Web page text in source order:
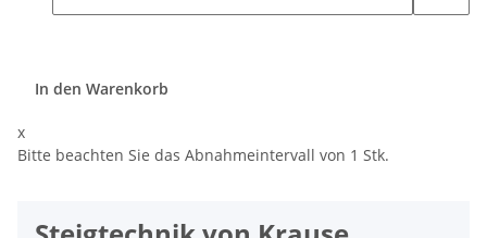
In den Warenkorb
x
Bitte beachten Sie das Abnahmeintervall von 1 Stk.